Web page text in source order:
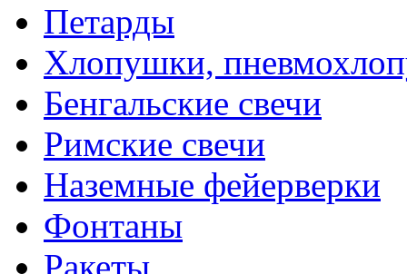
Петарды
Хлопушки,
Бенгальские свечи
Римские свечи
Наземные фейерверки
Фонтаны
Ракеты